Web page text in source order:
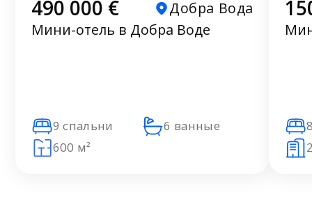
490 000 €
Добра Вода
Мини-отель в Добра Воде
9 спальни
6 ванные
600 м²